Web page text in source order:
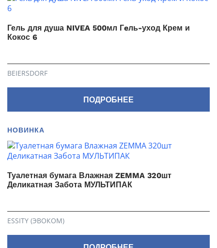
Гель для душа NIVEA 500мл Гeль-уход Крем и
Кокос 6
BEIERSDORF
ПОДРОБНЕЕ
НОВИНКА
Туалетная бумага Влажная ZEMMA 320шт
Деликатная Забота МУЛЬТИПАК
ESSITY (ЭВОКОМ)